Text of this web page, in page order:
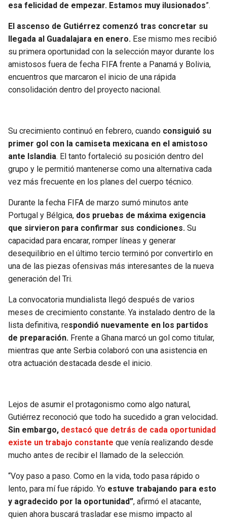
FALCONS
TRAIL BLAZERS
esa felicidad de empezar. Estamos muy ilusionados”.
El ascenso de Gutiérrez comenzó tras concretar su
llegada al Guadalajara en enero. Ese mismo mes recibió
su primera oportunidad con la selección mayor durante los
amistosos fuera de fecha FIFA frente a Panamá y Bolivia,
encuentros que marcaron el inicio de una rápida
consolidación dentro del proyecto nacional.
Su crecimiento continuó en febrero, cuando consiguió su
primer gol con la camiseta mexicana en el amistoso
ante Islandia. El tanto fortaleció su posición dentro del
grupo y le permitió mantenerse como una alternativa cada
vez más frecuente en los planes del cuerpo técnico.
Durante la fecha FIFA de marzo sumó minutos ante
Portugal y Bélgica, dos pruebas de máxima exigencia
que sirvieron para confirmar sus condiciones. Su
capacidad para encarar, romper líneas y generar
desequilibrio en el último tercio terminó por convertirlo en
una de las piezas ofensivas más interesantes de la nueva
generación del Tri.
La convocatoria mundialista llegó después de varios
meses de crecimiento constante. Ya instalado dentro de la
lista definitiva, respondió nuevamente en los partidos
de preparación. Frente a Ghana marcó un gol como titular,
mientras que ante Serbia colaboró con una asistencia en
otra actuación destacada desde el inicio.
Lejos de asumir el protagonismo como algo natural,
Gutiérrez reconoció que todo ha sucedido a gran velocidad.
Sin embargo, destacó que detrás de cada oportunidad
existe un trabajo constante que venía realizando desde
mucho antes de recibir el llamado de la selección.
“Voy paso a paso. Como en la vida, todo pasa rápido o
lento, para mí fue rápido. Yo estuve trabajando para esto
y agradecido por la oportunidad”, afirmó el atacante,
quien ahora buscará trasladar ese mismo impacto al